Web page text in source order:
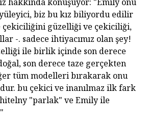
biz bu kız biliyordu edilir
çekiciliğini güzelliği ve çekiciliği,
-. sadece ihtiyacımız olan şey!
ile birlik içinde son derece
son derece taze gerçekten
tüm modelleri bırakarak onu
bu çekici ve inanılmaz ilk fark
"parlak" ve Emily ile